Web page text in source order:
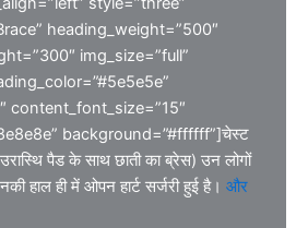
heading_weight=”500″
img_size=”full”
content_font_size=”15″
background=”#ffffff”]चेस्ट
पैड के साथ छाती का ब्रेस) उन लोगों
हाल ही में ओपन हार्ट सर्जरी हुई है। और